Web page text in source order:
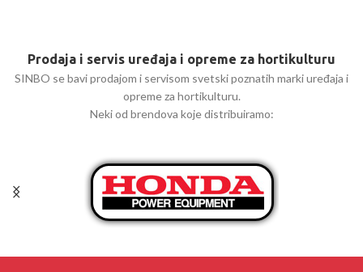
Prodaja i servis uređaja i opreme za hortikulturu
SINBO se bavi prodajom i servisom svetski poznatih marki uređaja i
opreme za hortikulturu.
Neki od brendova koje distribuiramo: